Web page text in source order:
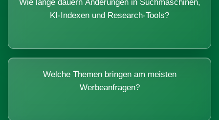
Wie lange dauern Änderungen in Suchmaschinen,
KI-Indexen und Research-Tools?
Welche Themen bringen am meisten
Werbeanfragen?